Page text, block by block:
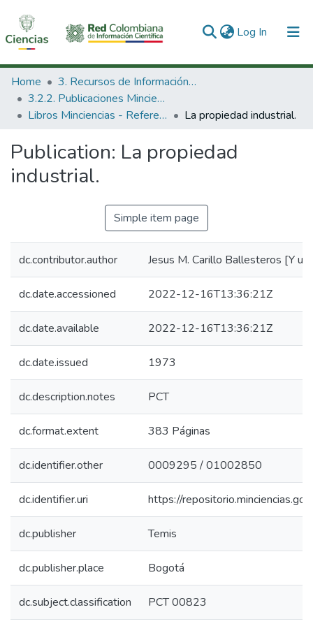
Log In (current)
Communities & Collections
All of DSpace
Home
3. Recursos de Información Científica y Tecnológica
3.2.2. Publicaciones Minciencias
Libros Minciencias - Referenciales
La propiedad industrial.
Publication: La propiedad
industrial.
Simple item page
dc.contributor.author Jesus M. Carillo Ballesteros [Y
dc.date.accessioned 2022-12-16T13:36:21Z
dc.date.available 2022-12-16T13:36:21Z
dc.date.issued 1973
dc.description.notes PCT
dc.format.extent 383 Páginas
dc.identifier.other 0009295 / 01002850
dc.identifier.uri https://
dc.publisher Temis
dc.publisher.place Bogotá
dc.subject.classification PCT 00823